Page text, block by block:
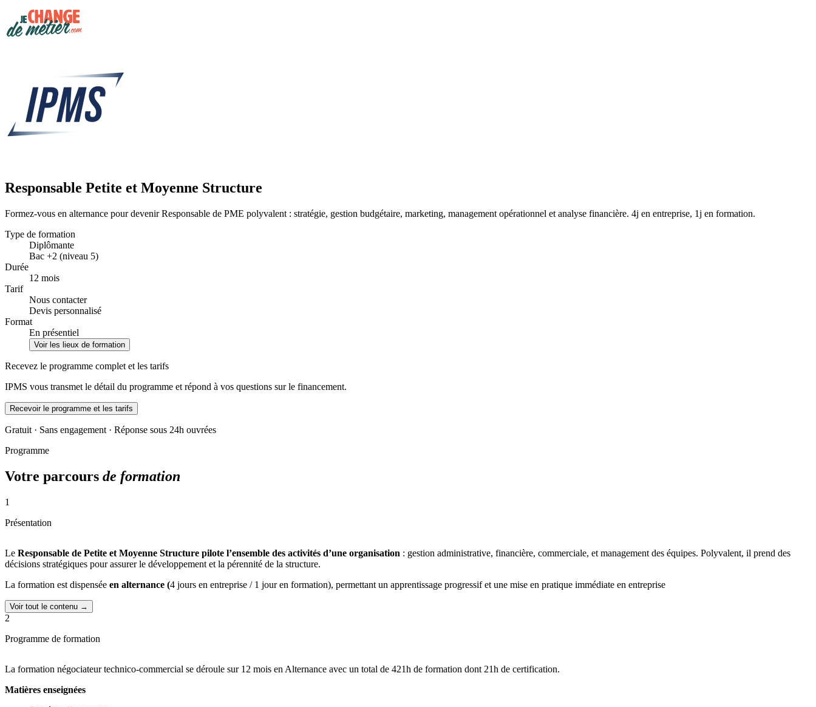
Responsable Petite et Moyenne Structure
Formez-vous en alternance pour devenir Responsable de PME polyvalent : stratégie, gestion budgétaire, marketing, management opérationnel et analyse financière. 4j en entreprise, 1j en formation.
Type de formation
Diplômante
Bac +2 (niveau 5)
Durée
12 mois
Tarif
Nous contacter
Devis personnalisé
Format
En présentiel
Voir les lieux de formation
Recevez le programme complet et les tarifs
IPMS vous transmet le détail du programme et répond à vos questions sur le financement.
Recevoir le programme et les tarifs
Gratuit · Sans engagement · Réponse sous 24h ouvrées
Programme
Votre parcours de formation
1
Présentation
Le Responsable de Petite et Moyenne Structure pilote l’ensemble des activités d’une organisation : gestion administrative, financière, commerciale, et management des équipes. Polyvalent, il prend des
décisions stratégiques pour assurer le développement et la pérennité de la structure.
La formation est dispensée en alternance (4 jours en entreprise / 1 jour en formation), permettant un apprentissage progressif et une mise en pratique immédiate en entreprise
Voir tout le contenu →
2
Programme de formation
La formation négociateur technico-commercial se déroule sur 12 mois en Alternance avec un total de 421h de formation dont 21h de certification.
Matières enseignées